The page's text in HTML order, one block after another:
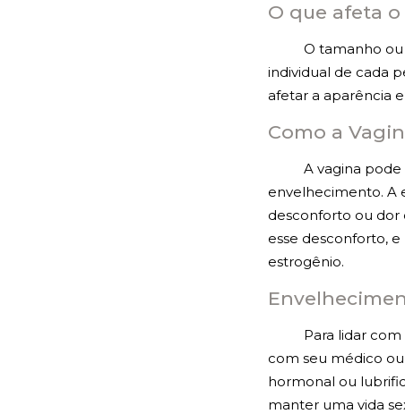
O que afeta
O tamanho
individual de cada
afetar a aparência
Como a
A vagina
envelhecimento. A
desconforto ou dor
esse desconforto,
estrogênio.
Para lidar
com seu médico
hormonal ou
manter uma vida